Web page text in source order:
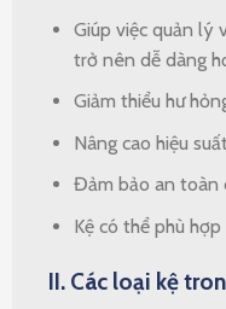
Giúp việc quản lý
trở nên dễ dàng
Giảm thiểu hư
Nâng cao hiệu
Đảm bảo an toàn
Kệ có thể phù
II. Các loại kệ